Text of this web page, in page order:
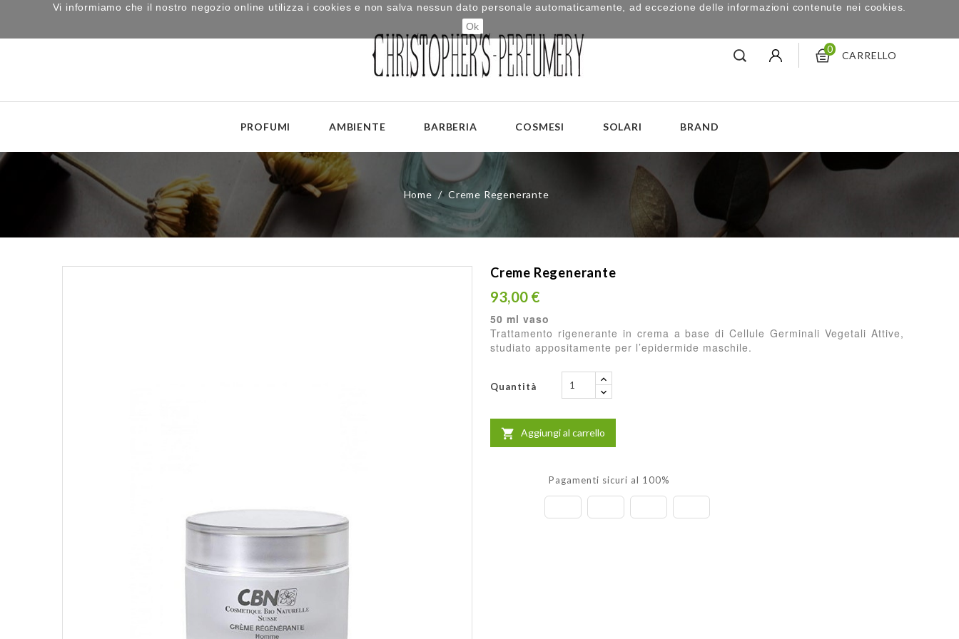
CARRELLO
0
PROFUMI AMBIENTE BARBERIA COSMESI SOLARI BRAND
Home Creme Regenerante
Creme Regenerante
93,00 €
50 ml vaso
Trattamento rigenerante in crema a base di Cellule Germinali Vegetali Attive,
studiato appositamente per l’epidermide maschile.
Quantità
 Aggiungi al carrello
Pagamenti sicuri al 100%
Vi informiamo che il nostro negozio online utilizza i cookies e non salva nessun dato personale automaticamente, ad eccezione delle informazioni contenute nei cookies.
Ok